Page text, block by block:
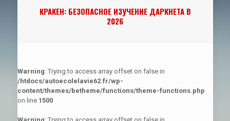
КРАКЕН: БЕЗОПАСНОЕ ИЗУЧЕНИЕ ДАРКНЕТА В
2026
Warning: Trying to access array offset on false in
/htdocs/autoecolelavie62.fr/wp-
content/themes/betheme/functions/theme-functions.php
on line 1500